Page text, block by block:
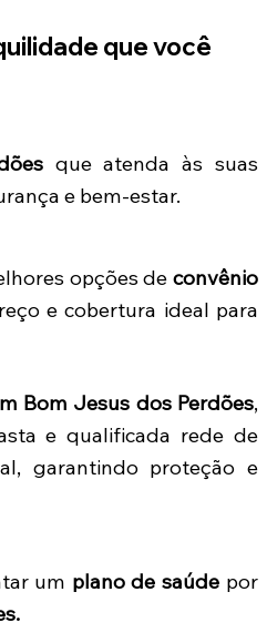
que você
que atenda às suas
e bem-estar.
opções de convênio
e cobertura ideal para
Bom Jesus dos Perdões,
e qualificada rede de
garantindo proteção e
um plano de saúde por